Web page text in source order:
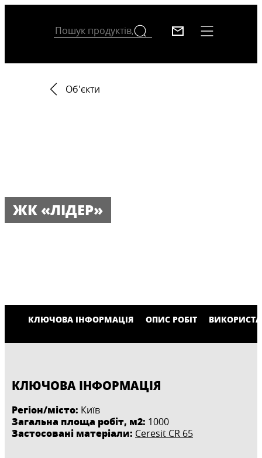
Об'єкти
ЖК «ЛІДЕР»
КЛЮЧОВА ІНФОРМАЦІЯ ОПИС РОБІТ
КЛЮЧОВА ІНФОРМАЦІЯ
Регіон/місто: Київ
Загальна площа робіт, м2: 1000
Застосовані матеріали: Ceresit CR 65